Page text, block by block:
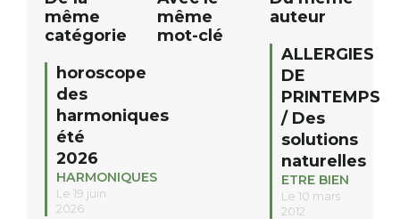
même
catégorie
horoscope
des
harmoniques
été
2026
HARMONIQUES
Le 19 juin
2026
même
mot-clé
auteur
ALLERGIES
DE
PRINTEMPS
/ Des
solutions
naturelles
ETRE BIEN
Le 10 mars
2012